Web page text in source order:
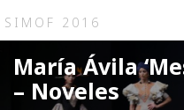
SIMOF 2016
María Ávila
– Noveles